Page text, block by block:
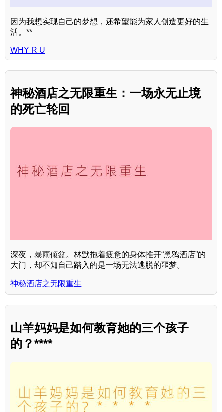
因为我想实现自己的梦想，还希望能为家人创造更好的生
活。**
WHY R U
神秘酒店之无限重生：一场永无止境
的死亡轮回
深夜，暴雨倾盆。林默拖着疲惫的身体推开“黑鸦酒店”的
大门，却不知自己踏入的是一场无法逃脱的噩梦。
神秘酒店之无限重生
山羊妈妈是如何教育她的三个孩子
的？****